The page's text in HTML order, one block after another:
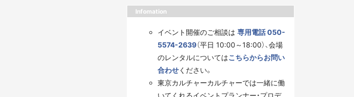
Infomation
イベント開催のご相談は 専用電話 050-
5574-2639（平日 10:00～18:00）、会場
のレンタルについてはこちらからお問い
合わせください。
東京カルチャーカルチャーでは一緒に働
いてくれるイベントプランナー・プロデ